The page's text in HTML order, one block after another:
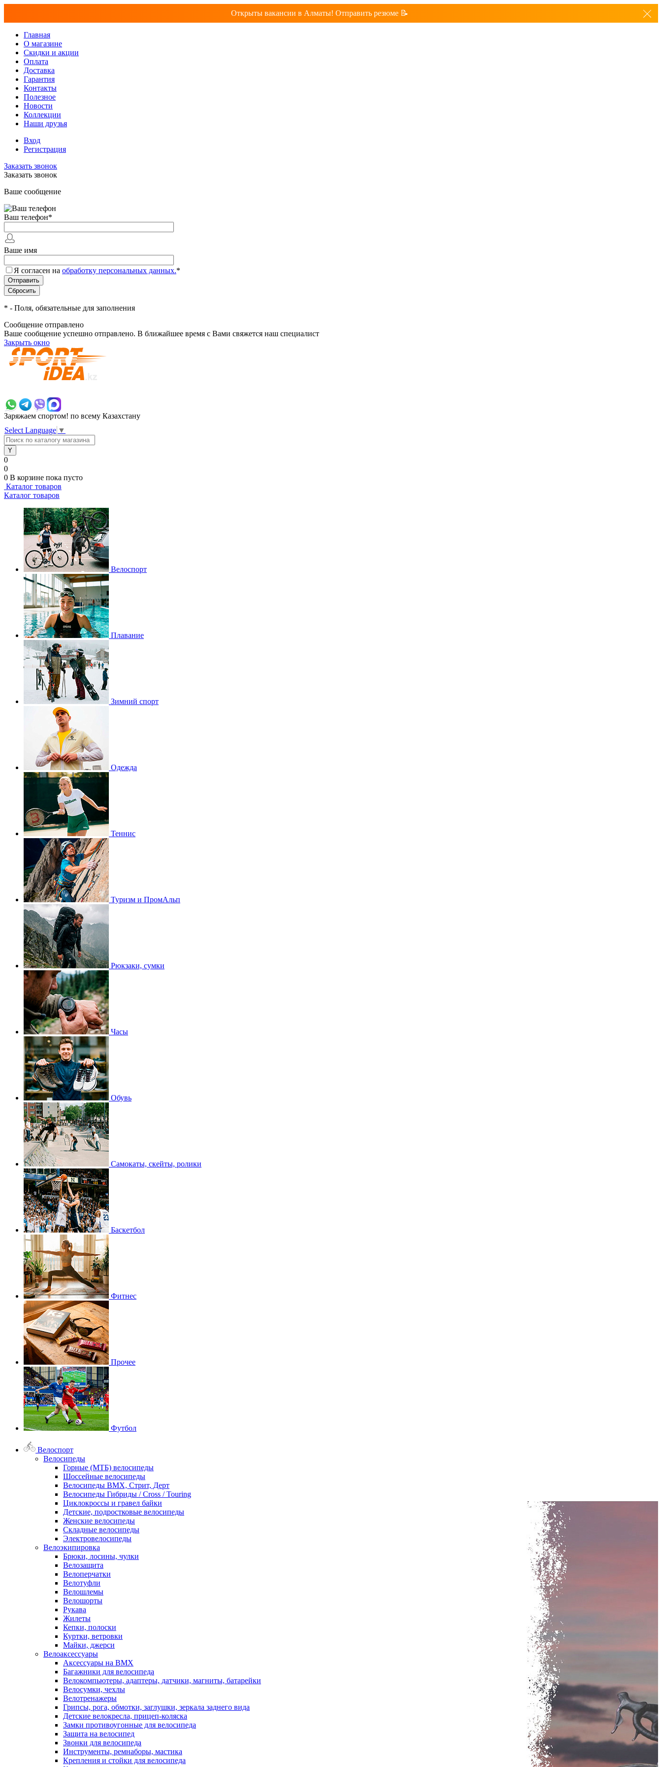
Открыты вакансии в Алматы! Отправить резюме 📝
Главная
О магазине
Скидки и акции
Оплата
Доставка
Гарантия
Контакты
Полезное
Новости
Коллекции
Наши друзья
Вход
Регистрация
Заказать звонок
Заказать звонок
Ваше сообщение
Ваш телефон*
Ваше имя
Я согласен на обработку персональных данных.*
* - Поля, обязательные для заполнения
Сообщение отправлено
Ваше сообщение успешно отправлено. В ближайшее время с Вами свяжется наш специалист
Закрыть окно
Заряжаем спортом! по всему Казахстану
Select Language ▼
0
0
0 В корзине пока пусто
Каталог товаров
Каталог товаров
Велоспорт
Плавание
Зимний спорт
Одежда
Теннис
Туризм и ПромАльп
Рюкзаки, сумки
Часы
Обувь
Самокаты, скейты, ролики
Баскетбол
Фитнес
Прочее
Футбол
Велоспорт
Велосипеды
Горные (МТБ) велосипеды
Шоссейные велосипеды
Велосипеды BMX, Стрит, Дерт
Велосипеды Гибриды / Cross / Touring
Циклокроссы и гравел байки
Детские, подростковые велосипеды
Женские велосипеды
Складные велосипеды
Электровелосипеды
Велоэкипировка
Брюки, лосины, чулки
Велозащита
Велоперчатки
Велотуфли
Велошлемы
Велошорты
Рукава
Жилеты
Кепки, полоски
Куртки, ветровки
Майки, джерси
Велоаксессуары
Аксессуары на BMX
Багажники для велосипеда
Велокомпьютеры, адаптеры, датчики, магниты, батарейки
Велосумки, чехлы
Велотренажеры
Грипсы, рога, обмотки, заглушки, зеркала заднего вида
Детские велокресла, прицеп-коляска
Замки противоугонные для велосипеда
Защита на велосипед
Звонки для велосипеда
Инструменты, ремнаборы, мастика
Крепления и стойки для велосипеда